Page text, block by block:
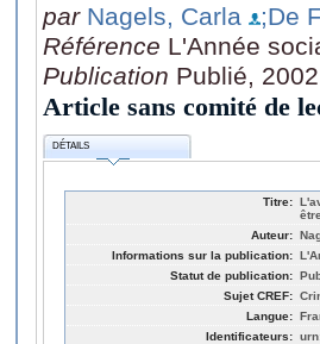
par Nagels, Carla
;De
Référence L'Année
Publication Publié, 2002
Article sans comité de
DÉTAILS
Titre:
Auteur:
Informations sur la publication:
Statut de publication:
Sujet CREF:
Langue:
Identificateurs: